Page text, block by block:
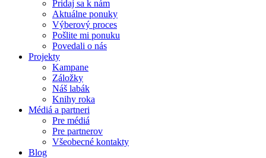
Pridaj sa k nám
Aktuálne ponuky
Výberový proces
Pošlite mi ponuku
Povedali o nás
Projekty
Kampane
Záložky
Náš labák
Knihy roka
Médiá a partneri
Pre médiá
Pre partnerov
Všeobecné kontakty
Blog